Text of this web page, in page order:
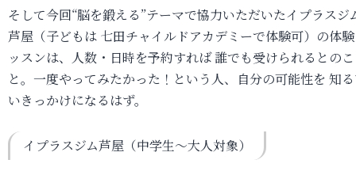
そして今回“脳を鍛える”テーマで協力いただいたイプラスジ
芦屋（子どもは 七田チャイルドアカデミーで体験可）の体
ッスンは、人数・日時を予約すれば 誰でも受けられるとのこ
と。一度やってみたかった！という人、自分の可能性を 知
いきっかけになるはず。
イプラスジム芦屋（中学生～大人対象）